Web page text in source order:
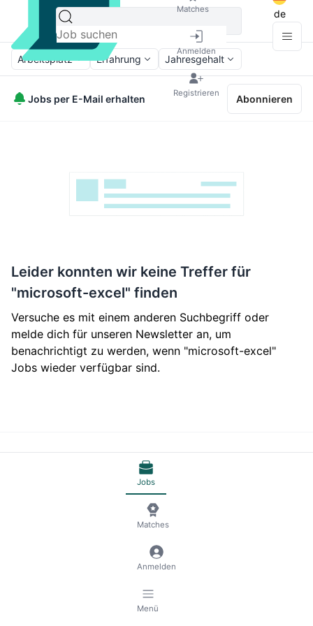
Matches
Anmelden
Registrieren
de
Arbeitsplatz Erfahrung Jahresgehalt
Jobs per E-Mail erhalten Abonnieren
Leider konnten wir keine Treffer für
"microsoft-excel" finden
Versuche es mit einem anderen Suchbegriff oder
melde dich für unseren Newsletter an, um
benachrichtigt zu werden, wenn "microsoft-excel"
Jobs wieder verfügbar sind.
AGB Datenschutz und Impressum
Jobs
Matches
Anmelden
Menü